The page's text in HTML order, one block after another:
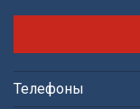
Телефоны